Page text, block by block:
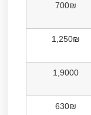
700₪
1,250₪
1,9000
630₪